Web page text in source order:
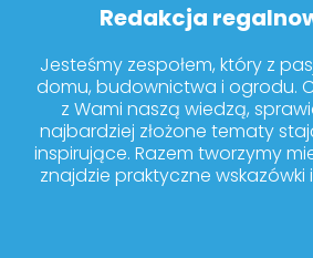
Redakcja
Jesteśmy zespołem, który z
domu, budownictwa i ogrodu.
z Wami naszą wiedzą,
najbardziej złożone tematy
inspirujące. Razem tworzymy
znajdzie praktyczne wskazówki